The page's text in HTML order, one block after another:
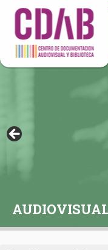
DOCUMENTA DRAMÁTICAS